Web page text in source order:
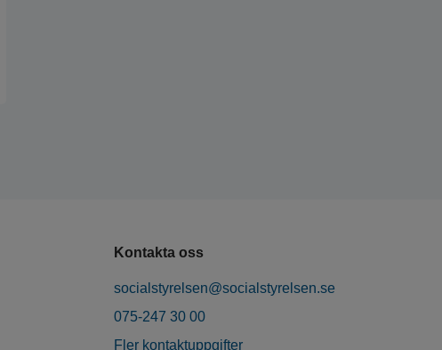
Kontakta oss
socialstyrelsen@socialstyrelsen.se
075-247 30 00
Fler kontaktuppgifter